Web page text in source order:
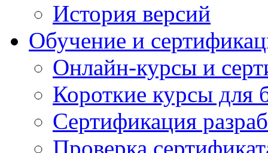
История версий
Обучение и
Онлайн-курсы и
Короткие курсы для
Сертификация